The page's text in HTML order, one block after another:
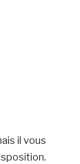
il vous